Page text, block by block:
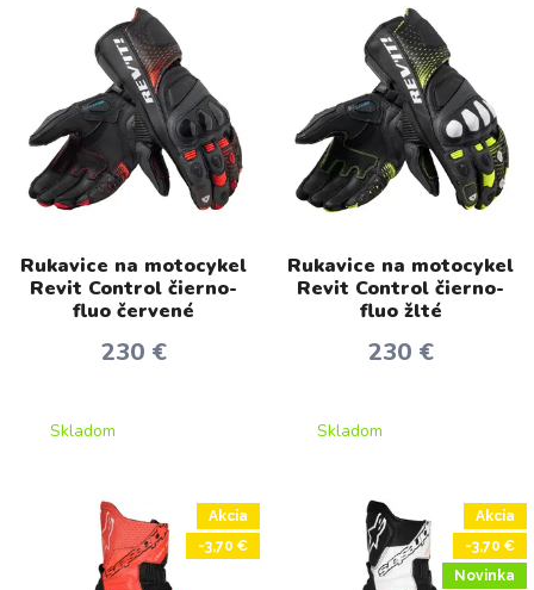
Rukavice na motocykel
Revit Control čierno-
fluo červené
230 €
Skladom
Rukavice na motocykel
Revit Control čierno-
fluo žlté
230 €
Skladom
Akcia
-3,70 €
Akcia
-3,70 €
Novinka